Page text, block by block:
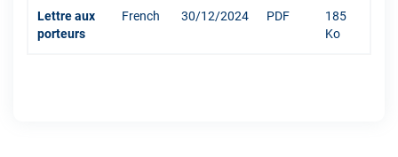
Lettre aux
porteurs
French 30/12/2024 PDF
185
Ko